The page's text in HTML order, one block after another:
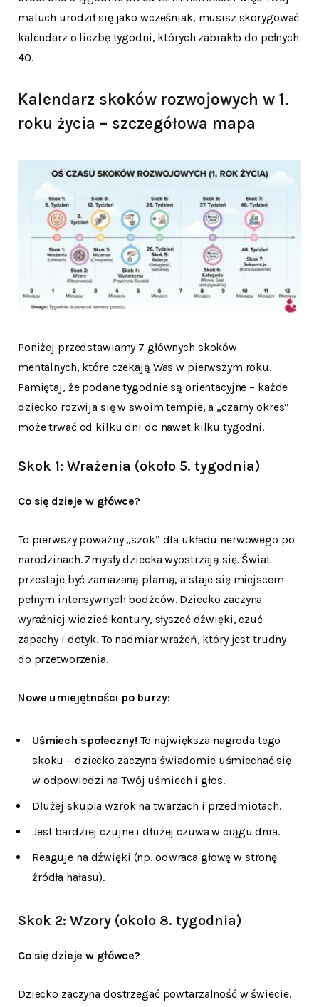
maluch urodził się jako wcześniak, musisz skorygować
kalendarz o liczbę tygodni, których zabrakło do pełnych
40.
Kalendarz skoków rozwojowych w 1.
roku życia – szczegółowa mapa
Poniżej przedstawiamy 7 głównych skoków
mentalnych, które czekają Was w pierwszym roku.
Pamiętaj, że podane tygodnie są orientacyjne – każde
dziecko rozwija się w swoim tempie, a „czarny okres”
może trwać od kilku dni do nawet kilku tygodni.
Skok 1: Wrażenia (około 5. tygodnia)
Co się dzieje w główce?
To pierwszy poważny „szok” dla układu nerwowego po
narodzinach. Zmysły dziecka wyostrzają się. Świat
przestaje być zamazaną plamą, a staje się miejscem
pełnym intensywnych bodźców. Dziecko zaczyna
wyraźniej widzieć kontury, słyszeć dźwięki, czuć
zapachy i dotyk. To nadmiar wrażeń, który jest trudny
do przetworzenia.
Nowe umiejętności po burzy:
Uśmiech społeczny! To największa nagroda tego
skoku – dziecko zaczyna świadomie uśmiechać się
w odpowiedzi na Twój uśmiech i głos.
Dłużej skupia wzrok na twarzach i przedmiotach.
Jest bardziej czujne i dłużej czuwa w ciągu dnia.
Reaguje na dźwięki (np. odwraca głowę w stronę
źródła hałasu).
Skok 2: Wzory (około 8. tygodnia)
Co się dzieje w główce?
Dziecko zaczyna dostrzegać powtarzalność w świecie.